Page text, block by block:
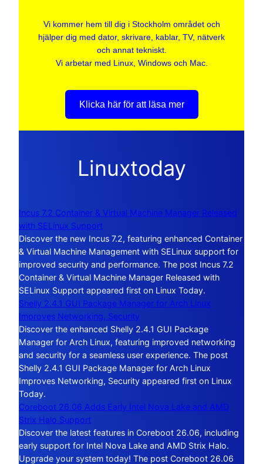
Vi kommer hem till dig i Stockholm området och
hjälper dig med dator, skrivare, kablar, TV, nätverk
och annat tekniskt.
Vi arbetar med Linux, Windows och Mac.
Klicka här för att läsa mer
Linuxtoday
Incus 7.2 Container & Virtual Machine Manager Released
with SELinux Support
Discover the new Incus 7.2, featuring enhanced Container
& Virtual Machine Management with SELinux support for
improved security and performance. The post Incus 7.2
Container & Virtual Machine Manager Released with
SELinux Support appeared first on Linux Today.
Shelly 2.4.1 GUI Package Manager for Arch Linux
Improves Networking, Security
Discover the enhanced Shelly 2.4.1 GUI Package
Manager for Arch Linux, featuring improved networking
and security for a seamless user experience. The post
Shelly 2.4.1 GUI Package Manager for Arch Linux
Improves Networking, Security appeared first on Linux
Today.
Coreboot 26.06 Adds Early Intel Nova Lake and AMD
Strix Halo Support
Discover the latest features in Coreboot 26.06, including
early support for Intel Nova Lake and AMD Strix Halo.
Upgrade your system today! The post Coreboot 26.06